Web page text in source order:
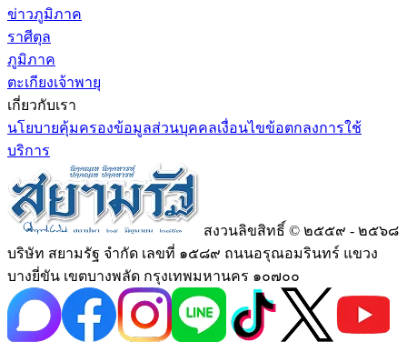
ข่าวภูมิภาค
ราศีตุล
ภูมิภาค
ตะเกียงเจ้าพายุ
เกี่ยวกับเรา
นโยบายคุ้มครองข้อมูลส่วนบุคคลเงื่อนไขข้อตกลงการใช้
บริการ
สงวนลิขสิทธิ์ © ๒๕๕๙ - ๒๕๖๘
บริษัท สยามรัฐ จำกัด เลขที่ ๑๕๘๙ ถนนอรุณอมรินทร์ แขวง
บางยี่ขัน เขตบางพลัด กรุงเทพมหานคร ๑๐๗๐๐